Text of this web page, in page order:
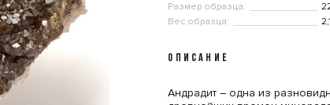
Размер образца:
Вес образца:
ОПИСАНИЕ
Андрадит – одна из